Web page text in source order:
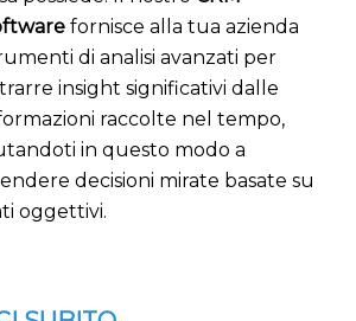
fornisce alla tua azienda
di analisi avanzati per
insight significativi dalle
raccolte nel tempo,
in questo modo a
decisioni mirate basate su
oggettivi.